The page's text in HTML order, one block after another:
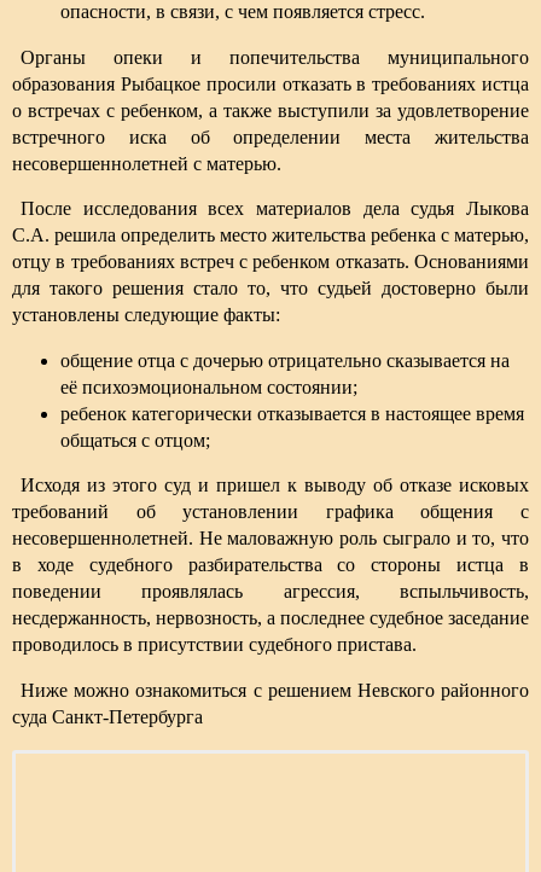
опасности, в связи, с чем появляется стресс.
Органы опеки и попечительства муниципального
образования Рыбацкое просили отказать в требованиях истца
о встречах с ребенком, а также выступили за удовлетворение
встречного иска об определении места жительства
несовершеннолетней с матерью.
После исследования всех материалов дела судья Лыкова
С.А. решила определить место жительства ребенка с матерью,
отцу в требованиях встреч с ребенком отказать. Основаниями
для такого решения стало то, что судьей достоверно были
установлены следующие факты:
общение отца с дочерью отрицательно сказывается на
её психоэмоциональном состоянии;
ребенок категорически отказывается в настоящее время
общаться с отцом;
Исходя из этого суд и пришел к выводу об отказе исковых
требований об установлении графика общения с
несовершеннолетней. Не маловажную роль сыграло и то, что
в ходе судебного разбирательства со стороны истца в
поведении проявлялась агрессия, вспыльчивость,
несдержанность, нервозность, а последнее судебное заседание
проводилось в присутствии судебного пристава.
Ниже можно ознакомиться с решением Невского районного
суда Санкт-Петербурга